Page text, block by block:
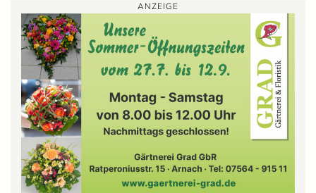
ANZEIGE